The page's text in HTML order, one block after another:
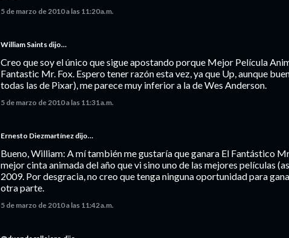
5 de marzo de 2010 a las 11:20 a.m.
William Saints dijo…
Creo que soy el único que sigue apostando porque Mejor Película
Fantastic Mr. Fox. Espero tener razón esta vez, ya que Up, aunque
todas las de Pixar), me parece muy inferior a la de Wes Anderson.
5 de marzo de 2010 a las 11:31 a.m.
Ernesto Diezmartínez dijo…
Bueno, William: A mí también me gustaría que ganara El Fantástico
mejor cinta animada del año que vi sino uno de las mejores películas
2009. Por desgracia, no creo que tenga ninguna oportunidad para
otra parte.
5 de marzo de 2010 a las 11:42 a.m.